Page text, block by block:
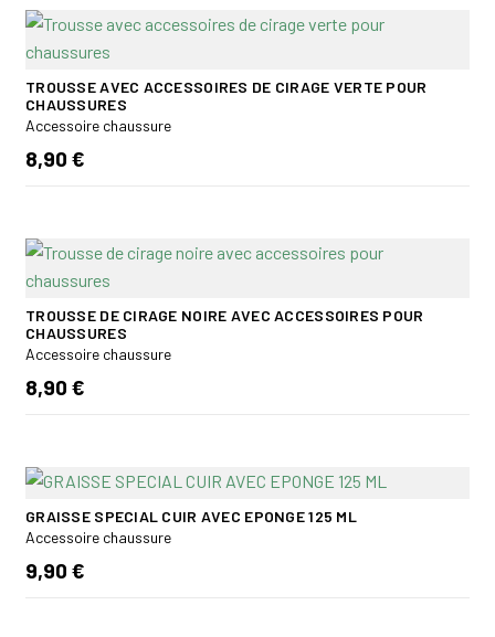
TROUSSE AVEC ACCESSOIRES DE CIRAGE VERTE POUR
CHAUSSURES
Accessoire chaussure
8,90 €
TROUSSE DE CIRAGE NOIRE AVEC ACCESSOIRES POUR
CHAUSSURES
Accessoire chaussure
8,90 €
GRAISSE SPECIAL CUIR AVEC EPONGE 125 ML
Accessoire chaussure
9,90 €